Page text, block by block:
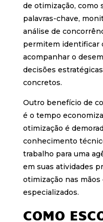
de otimização, como
palavras-chave,
análise de
permitem identificar
acompanhar o
decisões
concretos.
Outro benefício de
é o tempo
otimização é
conhecimento
trabalho para uma
em suas atividades
otimização nas
especializados.
COMO